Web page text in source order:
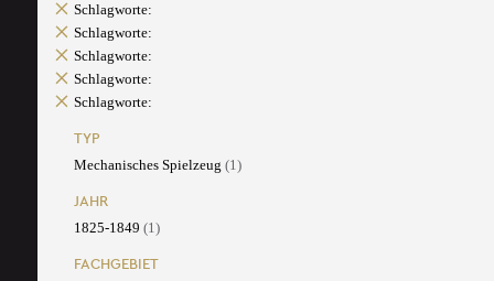
Schlagworte:
Schlagworte:
Schlagworte:
Schlagworte:
Schlagworte:
TYP
Mechanisches Spielzeug (1)
JAHR
1825-1849 (1)
FACHGEBIET